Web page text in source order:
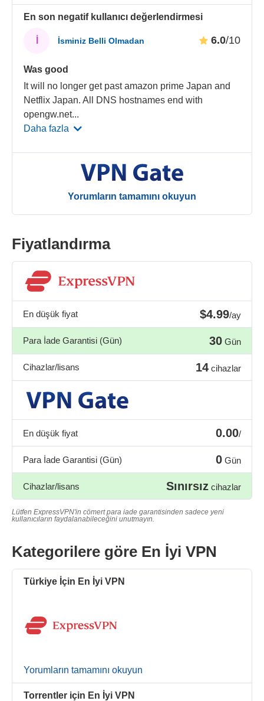
En son negatif kullanıcı değerlendirmesi
İsminiz Belli Olmadan 6.0/10
Was good
It will no longer get past amazon prime Japan and
Netflix Japan. All DNS hostnames end with
opengw.net...
Daha fazla
Yorumların tamamını okuyun
Fiyatlandırma
En düşük fiyat $4.99/ay
Para İade Garantisi (Gün) 30 Gün
Cihazlar/lisans 14 cihazlar
En düşük fiyat 0.00/
Para İade Garantisi (Gün) 0 Gün
Cihazlar/lisans Sınırsız cihazlar
Lütfen ExpressVPN'in cömert para iade garantisinden sadece yeni
kullanıcıların faydalanabileceğini unutmayın.
Kategorilere göre En İyi VPN
Türkiye İçin En İyi VPN
Yorumların tamamını okuyun
Torrentler için En İyi VPN